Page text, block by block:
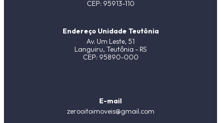
CEP: 95913-110
Endereço Unidade Teutônia
Av. Um Leste, 51
Languiru, Teutônia - RS
CEP: 95890-000
E-mail
zerooitoimoveis@gmail.com